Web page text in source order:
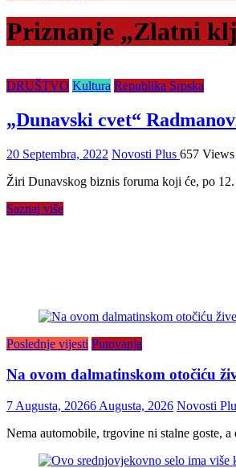
Priznanje „Zlatni
DRUŠTVO Kultura Republika Srpska
„Dunavski cvet“
20 Septembra, 2022 Novosti Plus 657 Views
Žiri Dunavskog biznis foruma koji će, po
Saznaj više
Poslednje vijesti Putovanja
Na ovom dalmatinskom otočiću
7 Augusta, 20266 Augusta, 2026 Novosti
Nema automobile, trgovine ni stalne goste,